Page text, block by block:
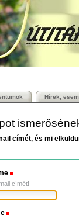
Hírek,
címét, és mi
címét!